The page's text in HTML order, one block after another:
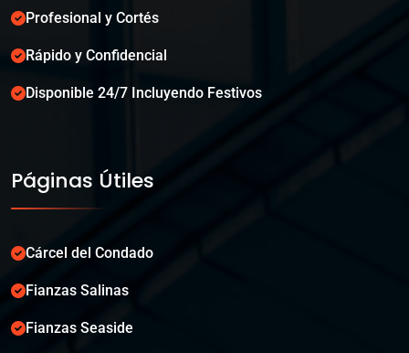
Profesional y Cortés
Rápido y Confidencial
Disponible 24/7 Incluyendo Festivos
Páginas Útiles
Cárcel del Condado
Fianzas Salinas
Fianzas Seaside